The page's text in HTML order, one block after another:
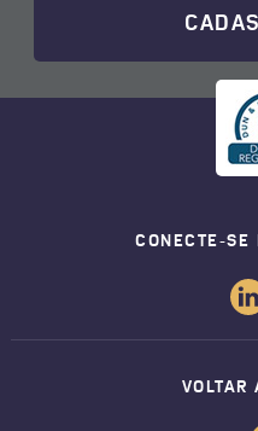
CONECTE-SE
VOLTAR